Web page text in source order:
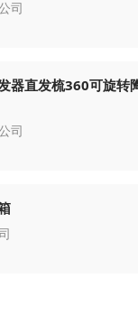
司
器直发梳360可旋转
司